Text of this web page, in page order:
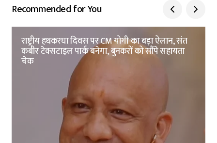
Recommended for You
राष्ट्रीय हथकरघा दिवस पर CM योगी का बड़ा ऐलान, संत
कबीर टेक्सटाइल पार्क बनेगा, बुनकरों को सौंपे सहायता
चेक